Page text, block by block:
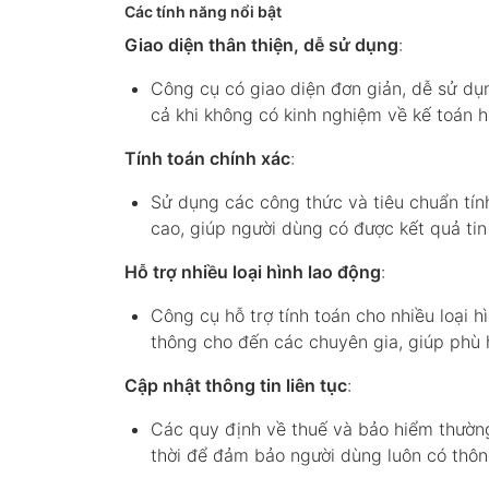
Các tính năng nổi bật
Giao diện thân thiện, dễ sử dụng:
Công cụ có giao diện đơn giản, dễ sử
cả khi không có kinh nghiệm về kế toán
Tính toán chính xác:
Sử dụng các công thức và tiêu chuẩn
cao, giúp người dùng có được kết quả
Hỗ trợ nhiều loại hình lao động:
Công cụ hỗ trợ tính toán cho nhiều loại
thông cho đến các chuyên gia, giúp
Cập nhật thông tin liên tục:
Các quy định về thuế và bảo hiểm
thời để đảm bảo người dùng luôn có